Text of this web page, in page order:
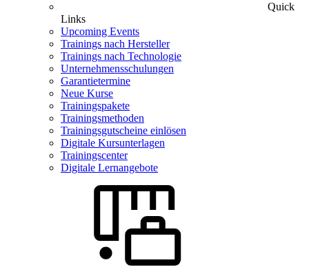
Quick
Links
Upcoming Events
Trainings nach Hersteller
Trainings nach Technologie
Unternehmensschulungen
Garantietermine
Neue Kurse
Trainingspakete
Trainingsmethoden
Trainingsgutscheine einlösen
Digitale Kursunterlagen
Trainingscenter
Digitale Lernangebote